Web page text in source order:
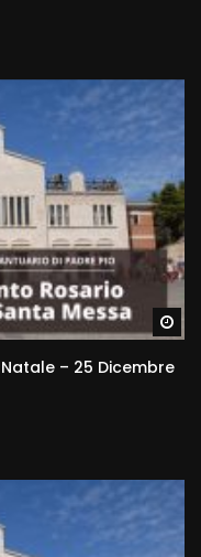
– 25 Dicembre